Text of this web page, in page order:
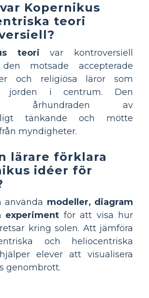
Kopernikus
teori
teori var kontroversiell
motsade accepterade
och religiösa läror som
jorden i centrum. Den
århundraden av
tänkande och mötte
myndigheter.
lärare förklara
idéer för
använda modeller, diagram
experiment för att visa hur
kring solen. Att jämföra
och heliocentriska
elever att visualisera
genombrott.